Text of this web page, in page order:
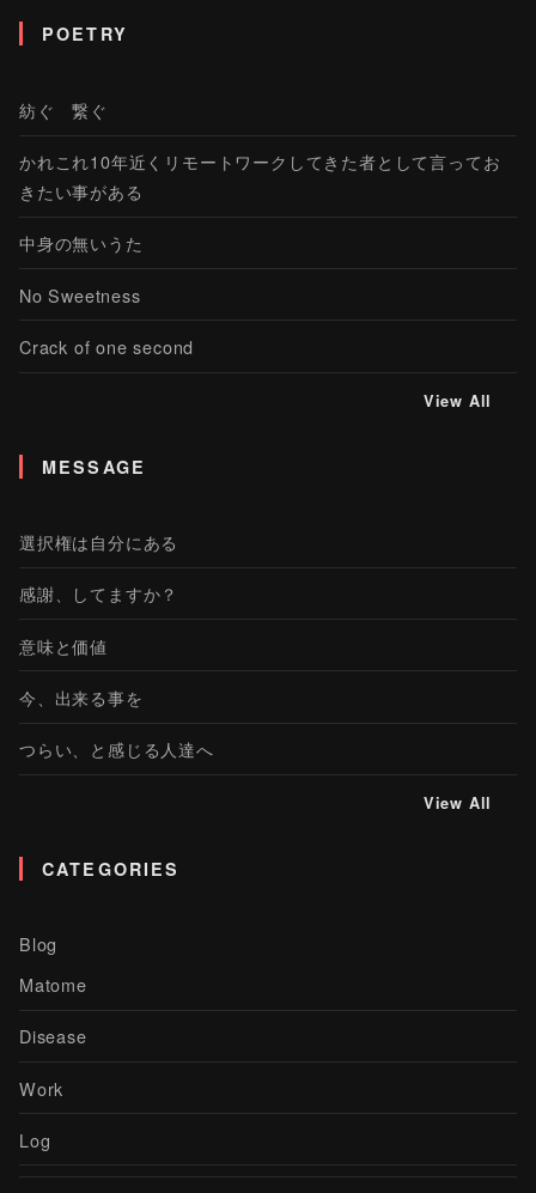
POETRY
紡ぐ 繋ぐ
かれこれ10年近くリモートワークしてきた者として言ってお
きたい事がある
中身の無いうた
No Sweetness
Crack of one second
View All
MESSAGE
選択権は自分にある
感謝、してますか？
意味と価値
今、出来る事を
つらい、と感じる人達へ
View All
CATEGORIES
Blog
Matome
Disease
Work
Log